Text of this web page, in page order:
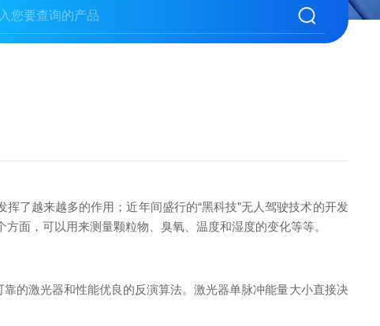
了越来越多的作用；近年间盛行的“黑科技”无人驾驶技术的开发
面，可以用来测量颗粒物、臭氧、温度和湿度的变化等等。
的激光器和性能优良的反演算法。激光器单脉冲能量大小直接决